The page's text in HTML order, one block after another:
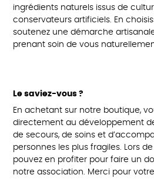
ingrédients naturels issus de
conservateurs artificiels. En
soutenez une démarche
prenant soin de vous
Le saviez-vous ?
En achetant sur notre boutique,
directement au développement
de secours, de soins et
personnes les plus fragiles. Lors
pouvez en profiter pour faire un
notre association. Merci pour